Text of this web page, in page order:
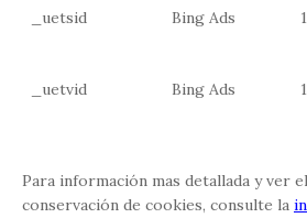
_uetsid
Bing Ads
_uetvid
Bing Ads
Para información mas detallada y ver
conservación de cookies, consulte la